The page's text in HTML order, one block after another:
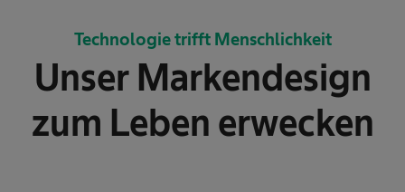
Technologie trifft Menschlichkeit
Unser Markendesign
zum Leben erwecken